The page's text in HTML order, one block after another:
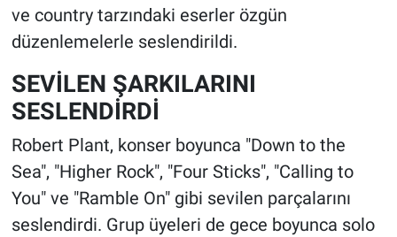
ve country tarzındaki eserler özgün
düzenlemelerle seslendirildi.
SEVİLEN ŞARKILARINI
SESLENDİRDİ
Robert Plant, konser boyunca "Down to the
Sea", "Higher Rock", "Four Sticks", "Calling to
You" ve "Ramble On" gibi sevilen parçalarını
seslendirdi. Grup üyeleri de gece boyunca solo